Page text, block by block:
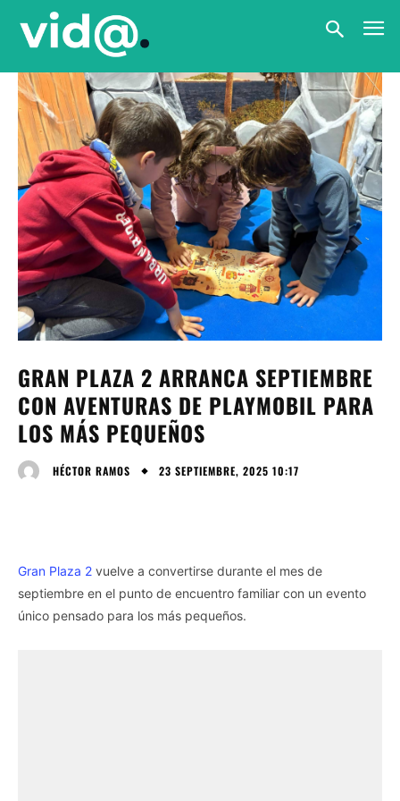
GRAN PLAZA 2 ARRANCA SEPTIEMBRE
CON AVENTURAS DE PLAYMOBIL PARA
LOS MÁS PEQUEÑOS
HÉCTOR RAMOS 23 SEPTIEMBRE, 2025 10:17
Gran Plaza 2 vuelve a convertirse durante el mes de
septiembre en el punto de encuentro familiar con un evento
único pensado para los más pequeños.